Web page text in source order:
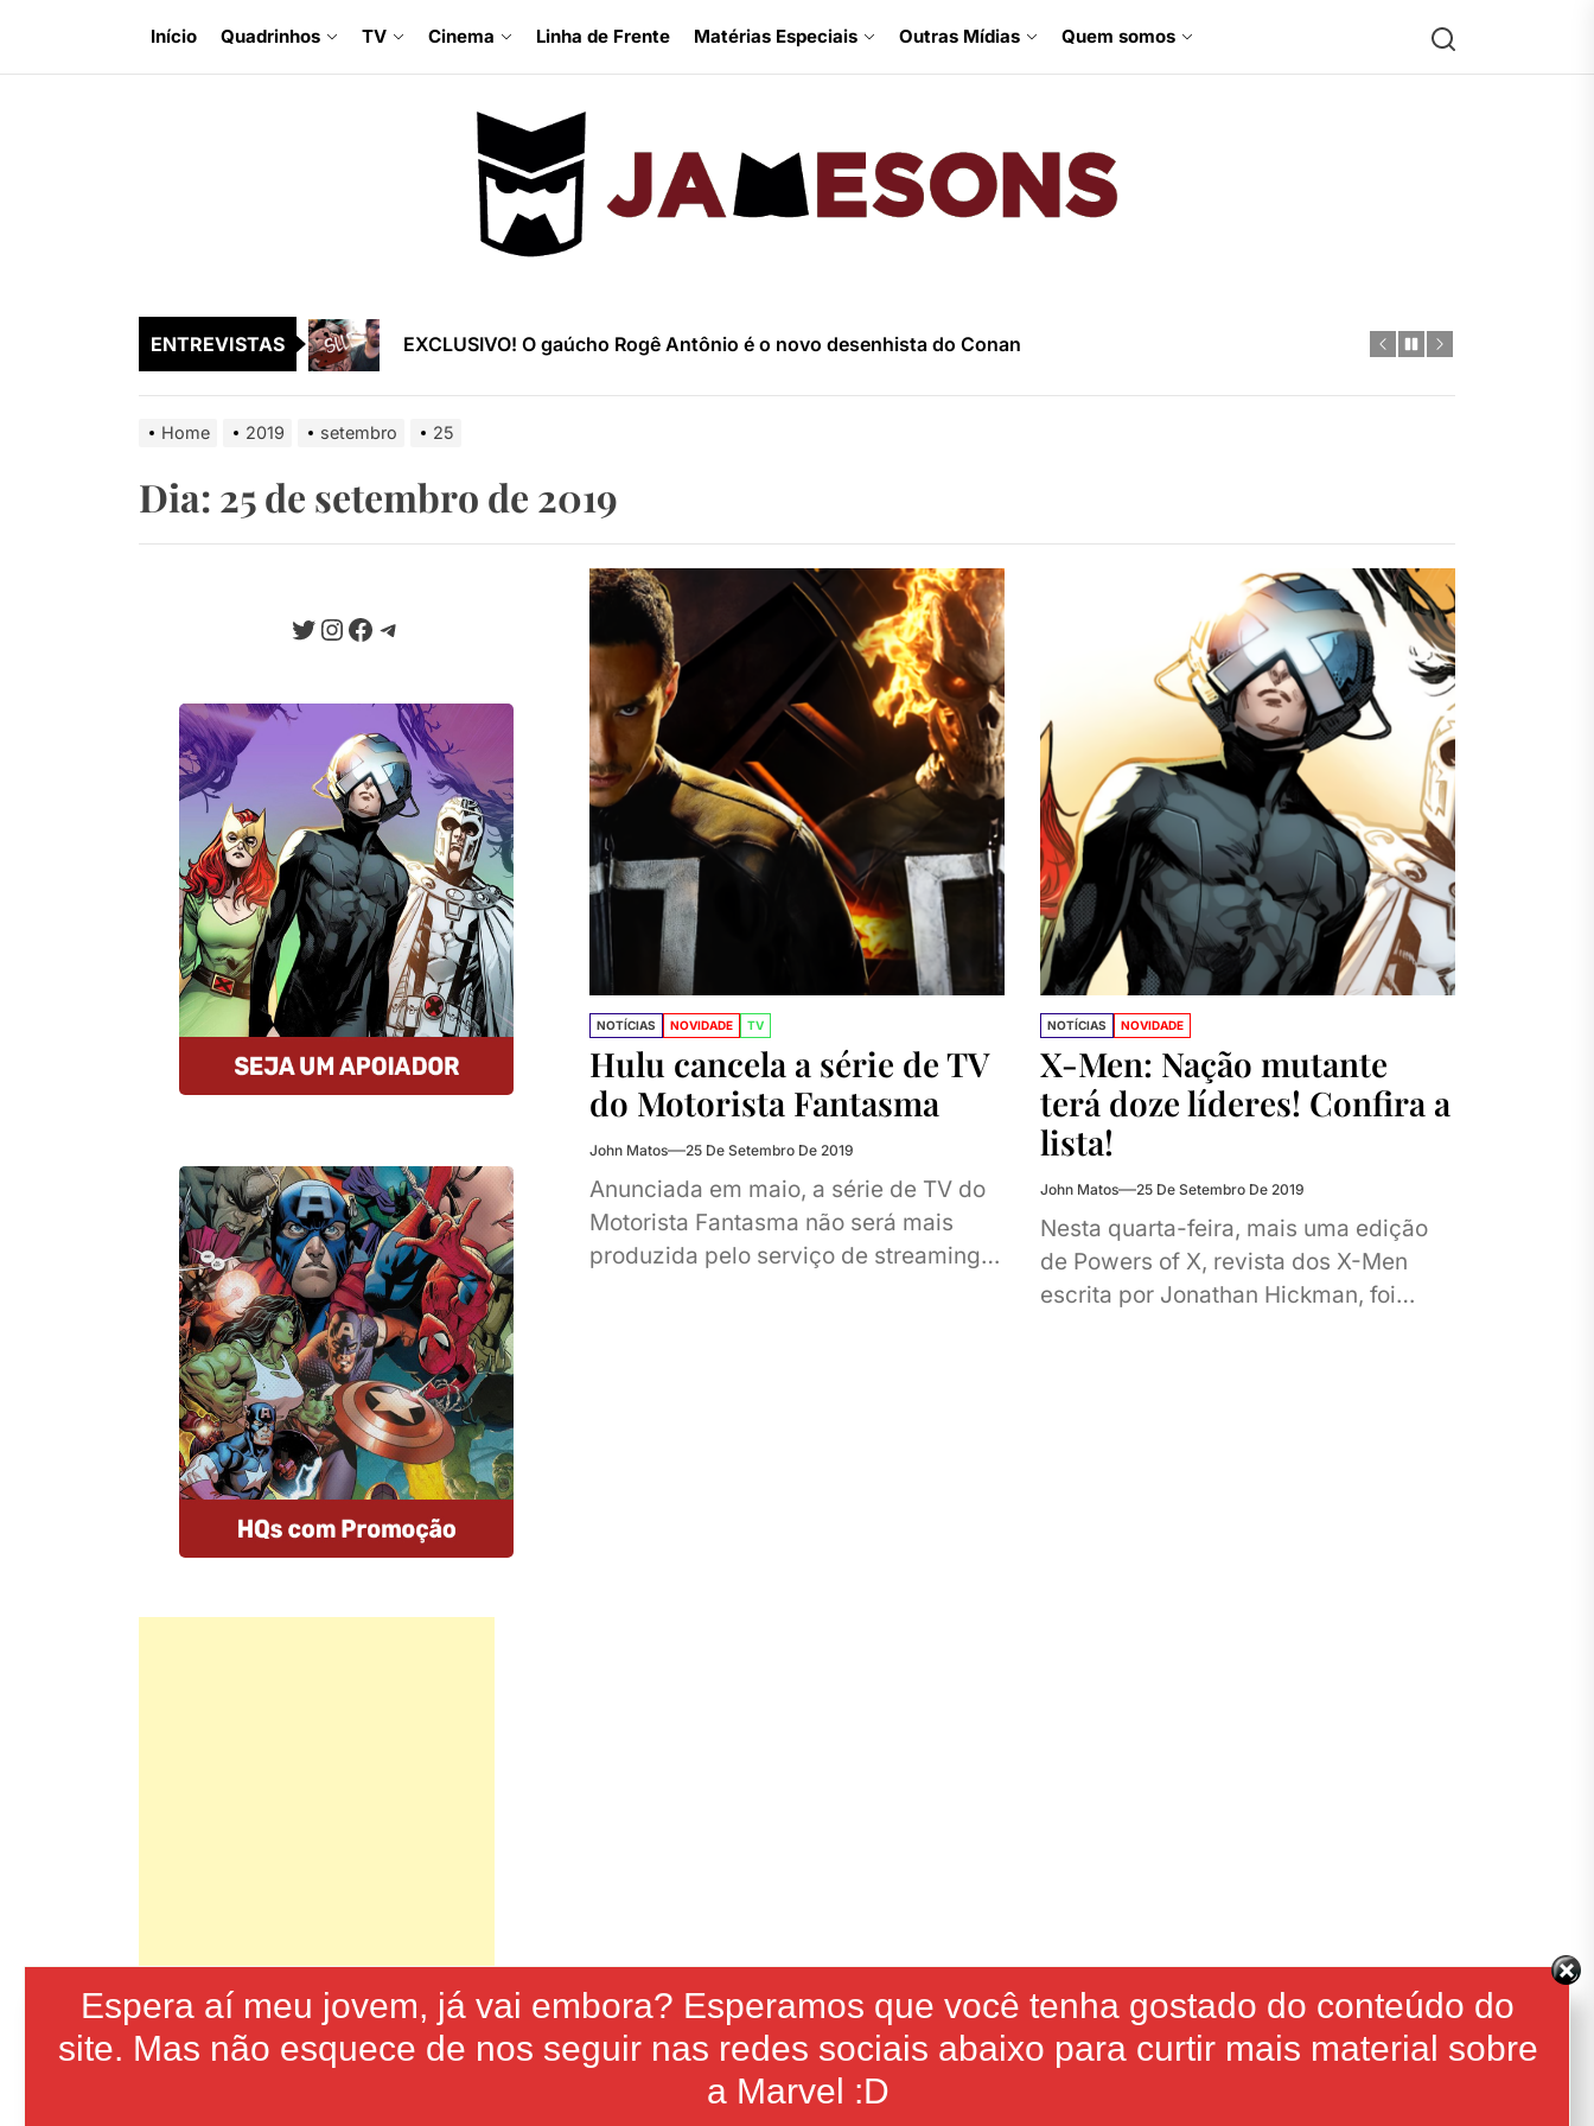
the
Início Quadrinhos TV Cinema Linha de Frente Matérias Especiais Outras Mídias Quem somos Search
ENTREVISTAS
EXCLUSIVO! O gaúcho Rogê Antônio é o novo desenhista do Conan
EXCLUSIVO! Rainbow Rowell fala sobre Fugitivos e a nova HQ da Mulher-Hulk
EXCLUSIVO! Entrevista com Luciano Vecchio, o argentino que tem levado diversidade para a Marvel
EXCLUSIVO! Sina Grace fala sobre Homem de Gelo e temática LGBT nas HQs
EXCLUSIVO! O gaúcho Rogê Antônio é o novo desenhista do Conan
EXCLUSIVO! Rainbow Rowell fala sobre Fugitivos e a nova HQ da Mulher-Hulk
EXCLUSIVO! Sina Grace fala sobre Homem de Gelo e temática LGBT nas HQs
EXCLUSIVO! Entrevista com Peter David, o maior escritor do Hulk e X-Factor
EXCLUSIVO! O gaúcho Rogê Antônio é o novo desenhista do Conan
Home 2019 setembro 25
Dia: 25 de setembro de 2019
NOTÍCIAS NOVIDADE TV
Hulu cancela a série de TV
do Motorista Fantasma
John Matos 25 De Setembro De 2019
Anunciada em maio, a série de TV do
Motorista Fantasma não será mais
produzida pelo serviço de streaming
NOTÍCIAS NOVIDADE
X-Men: Nação mutante
terá doze líderes! Confira a
lista!
John Matos 25 De Setembro De 2019
Nesta quarta-feira, mais uma edição
de Powers of X, revista dos X-Men
escrita por Jonathan Hickman, foi
Twitter
Instagram
Facebook
Telegram
Seja um Apoiador
Somos um portal progressista que
traz diariamente informação e
opinião de credibilidade, sempre
combatendo o ódio e a fake news
da internet.
Quero Apoiar
Compre HQs
A Amazon oferece descontos
imperdíveis nas HQs e assinantes
Prime tem entrega gratuita e MUITO
rápida. E mais: comprando por esse
link, você estará nos ajudando.
Comprar
Espera aí meu jovem, já vai embora? Esperamos que você tenha gostado do conteúdo do
site. Mas não esquece de nos seguir nas redes sociais abaixo para curtir mais material sobre
a Marvel :D